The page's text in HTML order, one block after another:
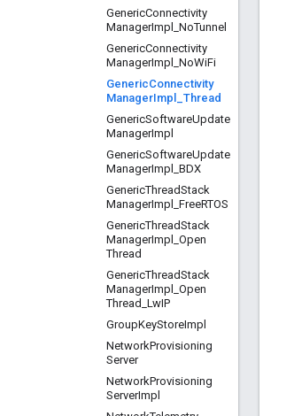
GenericConnectivity
ManagerImpl NoTunnel
GenericConnectivity
ManagerImpl NoWiFi
GenericConnectivity
ManagerImpl
Thread
GenericSoftwareUpdate
ManagerImpl
GenericSoftwareUpdate
ManagerImpl
BDX
GenericThreadStack
ManagerImpl FreeRTOS
GenericThreadStack
ManagerImpl
Open
Thread
GenericThreadStack
ManagerImpl
Open
Thread LwIP
GroupKeyStoreImpl
NetworkProvisioning
Server
NetworkProvisioning
ServerImpl